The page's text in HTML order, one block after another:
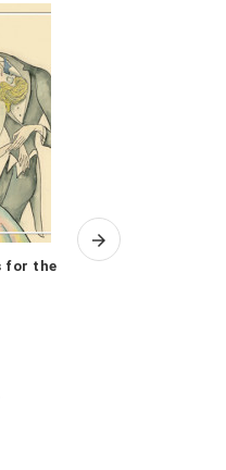
for the
AA.VV.: